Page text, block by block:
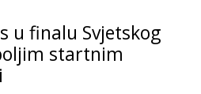
u finalu Svjetskog
startnim